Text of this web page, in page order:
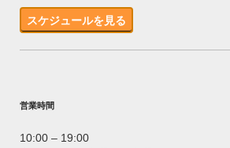
スケジュールを見る
営業時間
10:00 – 19:00